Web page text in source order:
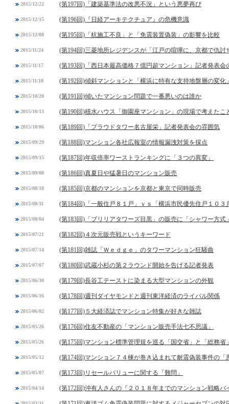
2015/12/22 (第197回)「建築基準法の改悪不況」という悪夢再び
2015/12/15 (第196回)『日経アーキテクチュア』の危機意識
2015/12/08 (第195回)「杭施工不良」と「免震装置偽装」の影響を比較
2015/11/24 (第194回)三菱地所レジデンスが「江戸の喧嘩に、京都で仇討
2015/11/17 (第193回)「西日本最高価格７億円超マンション」記者発表会
2015/11/10 (第192回)傾斜マンションと「横浜に特有な支持地盤層の変化
2015/10/20 (第191回)傾いたマンション問題で一番悪いのは誰か
2015/10/13 (第190回)積水ハウス「御園座マンション」の現場で考えたこ
2015/10/06 (第189回)「プラウドタワー名古屋栄」記者発表会の雰囲気
2015/09/29 (第188回)マンション各社広報室の情報漏洩対策を採点
2015/09/15 (第187回)年収倍率ワーストランキングに「３つの異変」
2015/09/08 (第186回)真夏日や猛暑日のマンション販売
2015/08/18 (第185回)京都のマンションを京都と東京で同時販売
2015/08/11 (第184回)「一般住戸８１戸」ｖｓ「横浜市民優先住戸１０３
2015/08/04 (第183回)「ブリリアタワーズ目黒」の販売に「シャワー方式
2015/07/21 (第182回)４次元販売戦というキーワード
2015/07/14 (第181回)雑誌「Ｗｅｄｇｅ」のタワーマンション狂騒曲
2015/07/07 (第180回)武蔵小杉の第２ラウンド開始を告げる記者発表
2015/06/30 (第179回)長谷工テーストに染まる大型マンションの外観
2015/06/16 (第178回)週刊ダイヤモンドと週刊東洋経済のライバル関係
2015/06/02 (第177回)５大経済誌でマンション特集が好きな雑誌
2015/05/26 (第176回)住友不動産の「マンション販売手法七不思議」
2015/05/26 (第175回)マンション標準管理規を巡る「国交省」と「総務省
2015/05/12 (第174回)マンション７４棟が巻き込まれて耐震偽装事件の「
2015/05/07 (第173回)リセールバリューに関する「難問」
2015/04/14 (第172回)沖有人さんの『２０１８年までのマンション戦略バ